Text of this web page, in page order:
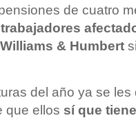
de cuatro
& Humbert
del año ya se
que ellos sí que